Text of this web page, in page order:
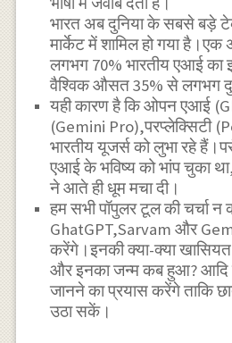
भारत अब दुनिया के सबसे बड़े
मार्केट में शामिल हो गया
लगभग 70% भारतीय एआई का
वैश्विक औसत 35% से लगभग
यही कारण है कि ओपन एआई
(Gemini Pro),परप्लेक्सिटी
भारतीय यूजर्स को लुभा रहे
एआई के भविष्य को भांप चुका
ने आते ही धूम मचा दी।
हम सभी पॉपुलर टूल की चर्चा
GhatGPT,Sarvam और
करेंगे।इनकी क्या-क्या
और इनका जन्म कब हुआ? आदि
जानने का प्रयास करेंगे ताकि
उठा सकें।